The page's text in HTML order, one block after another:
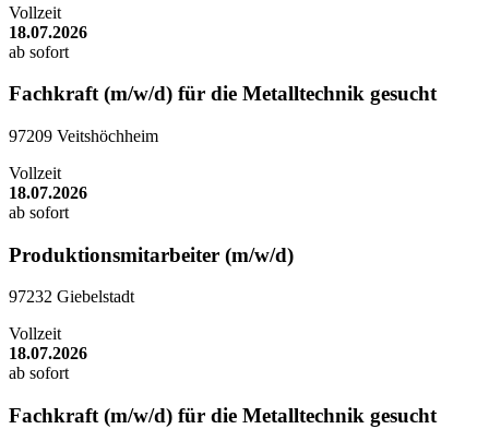
Vollzeit
18.07.2026
ab sofort
Fachkraft (m/w/d) für die Metalltechnik gesucht
97209 Veitshöchheim
Vollzeit
18.07.2026
ab sofort
Produktionsmitarbeiter (m/w/d)
97232 Giebelstadt
Vollzeit
18.07.2026
ab sofort
Fachkraft (m/w/d) für die Metalltechnik gesucht